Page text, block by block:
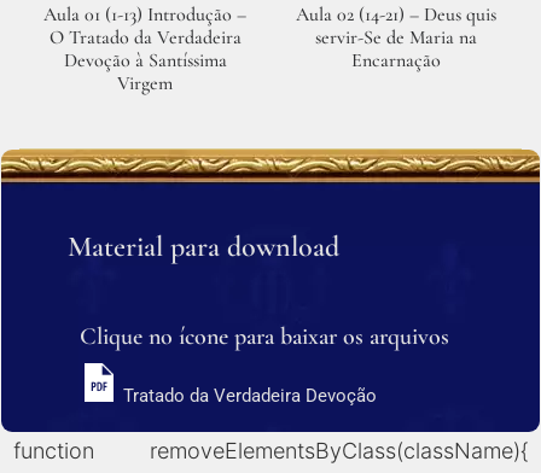
Aula 01 (1-13) Introdução –
O Tratado da Verdadeira
Devoção à Santíssima
Virgem
Aula 02 (14-21) – Deus quis
servir-Se de Maria na
Encarnação
Material para download
Clique no ícone para baixar os arquivos
Tratado da Verdadeira Devoção
function removeElementsByClass(className){